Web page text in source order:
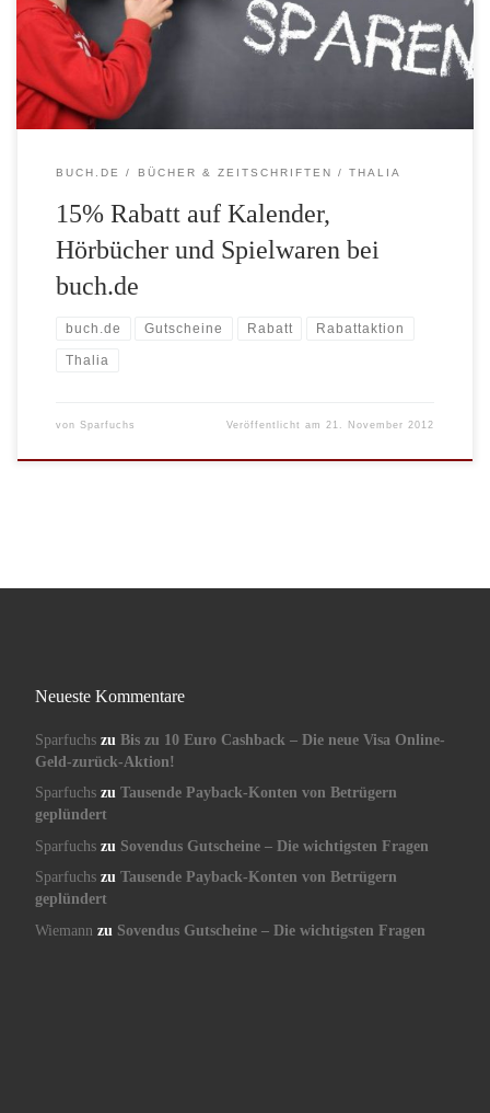
abgezogen. Von dieser Aktion können Sie noch auf alle
Bestellungen bis zum 25.11.2012 profitieren. Den Rabatt können
BUCH.DE BÜCHER & ZEITSCHRIFTEN THALIA
15% Rabatt auf Kalender,
Hörbücher und Spielwaren bei
buch.de
buch.de Gutscheine Rabatt Rabattaktion
Thalia
von Sparfuchs Veröffentlicht am21. November 2012
Neueste Kommentare
Sparfuchszu Bis zu 10 Euro Cashback – Die neue Visa Online-
Geld-zurück-Aktion!
Sparfuchszu Tausende Payback-Konten von Betrügern
geplündert
Sparfuchszu Sovendus Gutscheine – Die wichtigsten Fragen
Sparfuchszu Tausende Payback-Konten von Betrügern
geplündert
Wiemann zu Sovendus Gutscheine – Die wichtigsten Fragen